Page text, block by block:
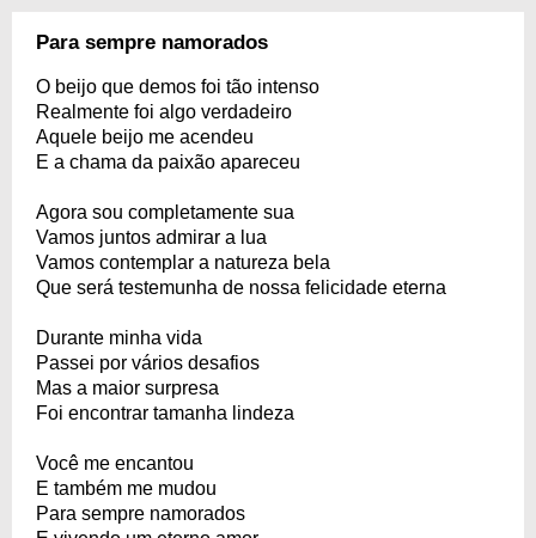
Para sempre namorados
O beijo que demos foi tão intenso
Realmente foi algo verdadeiro
Aquele beijo me acendeu
E a chama da paixão apareceu
Agora sou completamente sua
Vamos juntos admirar a lua
Vamos contemplar a natureza bela
Que será testemunha de nossa felicidade eterna
Durante minha vida
Passei por vários desafios
Mas a maior surpresa
Foi encontrar tamanha lindeza
Você me encantou
E também me mudou
Para sempre namorados